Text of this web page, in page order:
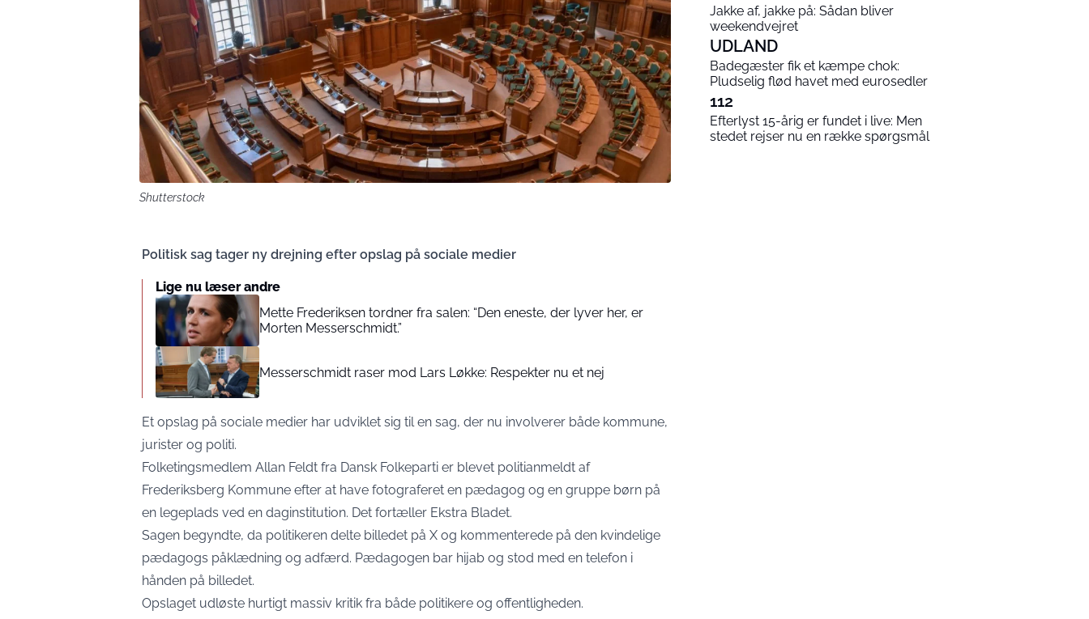
Shutterstock
Politisk sag tager ny drejning efter opslag på sociale medier
Lige nu læser andre
Mette Frederiksen tordner fra salen: “Den eneste, der lyver her, er
Morten Messerschmidt.”
Messerschmidt raser mod Lars Løkke: Respekter nu et nej
Et opslag på sociale medier har udviklet sig til en sag, der nu involverer både kommune,
jurister og politi.
Folketingsmedlem Allan Feldt fra Dansk Folkeparti er blevet politianmeldt af
Frederiksberg Kommune efter at have fotograferet en pædagog og en gruppe børn på
en legeplads ved en daginstitution. Det fortæller Ekstra Bladet.
Sagen begyndte, da politikeren delte billedet på X og kommenterede på den kvindelige
pædagogs påklædning og adfærd. Pædagogen bar hijab og stod med en telefon i
hånden på billedet.
Opslaget udløste hurtigt massiv kritik fra både politikere og offentligheden.
Jakke af, jakke på: Sådan bliver
weekendvejret
UDLAND
Badegæster fik et kæmpe chok:
Pludselig flød havet med eurosedler
112
Efterlyst 15-årig er fundet i live: Men
stedet rejser nu en række spørgsmål